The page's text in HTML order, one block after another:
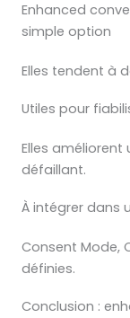
Enhanced
simple option
Elles tendent à
Utiles pour
Elles
défaillant.
À intégrer dans
Consent Mode,
définies.
Conclusion :